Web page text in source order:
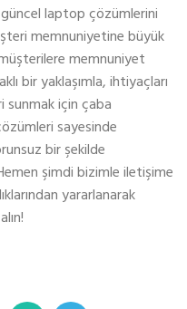
laptop çözümlerini
memnuniyetine büyük
memnuniyet
bir yaklaşımla, ihtiyaçları
için çaba
sayesinde
bir şekilde
şimdi bizimle iletişime
yararlanarak